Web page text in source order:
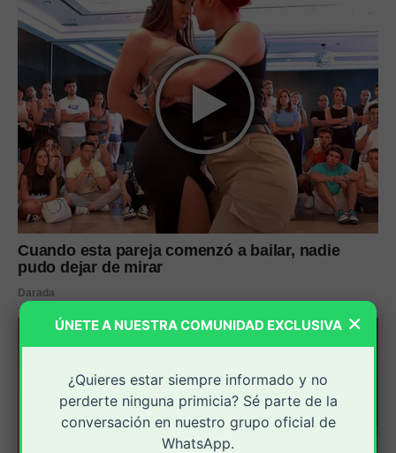
×
ÚNETE A NUESTRA COMUNIDAD EXCLUSIVA
¿Quieres estar siempre informado y no
perderte ninguna primicia? Sé parte de la
conversación en nuestro grupo oficial de
WhatsApp.